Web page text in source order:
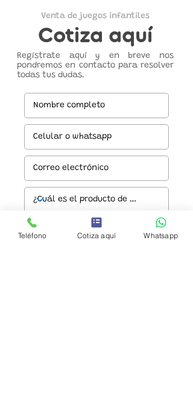
Venta de juegos infantiles
Cotiza aquí
Regístrate aquí y en breve nos
pondremos en contacto para resolver
todas tus dudas.
Teléfono Cotiza aquí Whatsapp